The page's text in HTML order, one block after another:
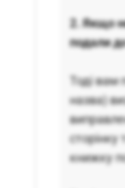
2. Якщо
подали
Тоді вам
назва)
сторінку
книжку